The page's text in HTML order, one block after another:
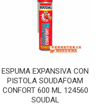
ESPUMA EXPANSIVA CON
PISTOLA SOUDAFOAM
CONFORT 600 ML 124560
SOUDAL